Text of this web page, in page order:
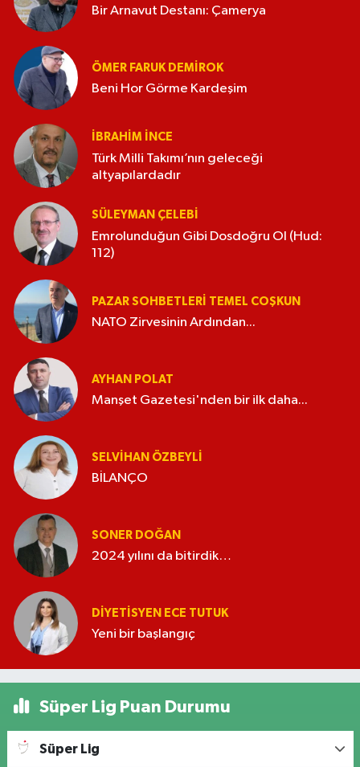
Bir Arnavut Destanı: Çamerya
ÖMER FARUK DEMIROK
Beni Hor Görme Kardeşim
İBRAHIM İNCE
Türk Milli Takımı’nın geleceği
altyapılardadır
SÜLEYMAN ÇELEBI
Emrolunduğun Gibi Dosdoğru Ol (Hud:
112)
PAZAR SOHBETLERI TEMEL COŞKUN
NATO Zirvesinin Ardından...
AYHAN POLAT
Manşet Gazetesi'nden bir ilk daha...
SELVIHAN ÖZBEYLI
BİLANÇO
SONER DOĞAN
2024 yılını da bitirdik…
DIYETISYEN ECE TUTUK
Yeni bir başlangıç
Süper Lig Puan Durumu
Süper Lig